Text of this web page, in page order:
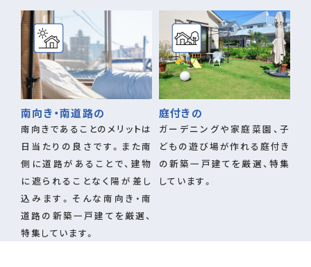
南向き・南道路の
南向きであることのメリットは
日当たりの良さです。また南
側に道路があることで、建物
に遮られることなく陽が差し
込みます。そんな南向き・南
道路の新築一戸建てを厳選、
特集しています。
庭付きの
ガーデニングや家庭菜園、子
どもの遊び場が作れる庭付き
の新築一戸建てを厳選、特集
しています。